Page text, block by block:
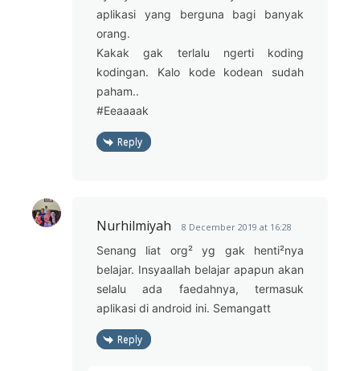
aplikasi yang berguna bagi banyak
orang.
Kakak gak terlalu ngerti koding
kodingan. Kalo kode kodean sudah
paham..
#Eeaaaak
Reply
Nurhilmiyah 8 December 2019 at 16:28
Senang liat org² yg gak henti²nya
belajar. Insyaallah belajar apapun akan
selalu ada faedahnya, termasuk
aplikasi di android ini. Semangatt
Reply